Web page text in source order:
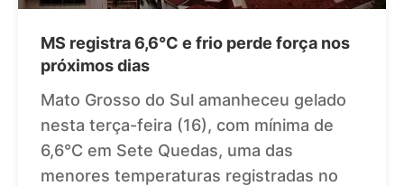
MS registra 6,6°C e frio perde força nos
próximos dias
Mato Grosso do Sul amanheceu gelado
nesta terça-feira (16), com mínima de
6,6°C em Sete Quedas, uma das
menores temperaturas registradas no